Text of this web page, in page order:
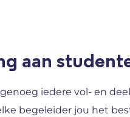
aan
iedere vol- en
begeleider jou het